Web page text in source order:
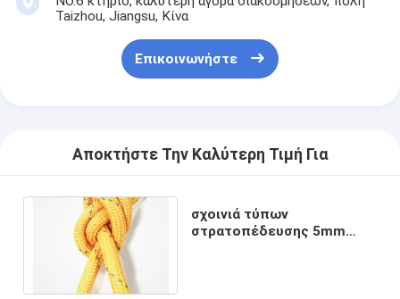
Taizhou, Jiangsu, Κίνα
Επικοινωνήστε
Αποκτήστε Την Καλύτερη Τιμή Για
σχοινιά τύπων
στρατοπέδευσης 5mm